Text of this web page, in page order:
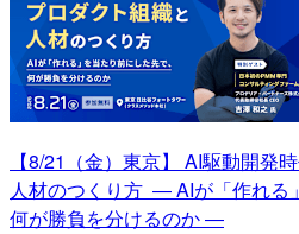
【8/21（金）東京】 AI駆動開発
人材のつくり方 ― AIが「作れる
何が勝負を分けるのか ―